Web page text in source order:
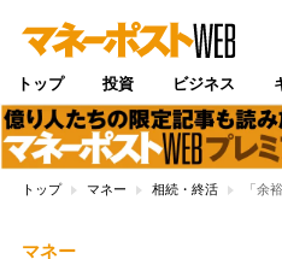
トップ 投資 ビジネス
トップ マネー 相続・終活 「余
マネー